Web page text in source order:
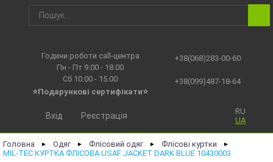
Години роботи call-центра
Пн - Пт 9.00 - 18.00
Сб 10.00 - 15.00
⭐Подарункові сертифікати⭐
+38(068)283-00-60
+38(099)487-18-64
RU
UA
Вхід Реєстрація
Головна ► Одяг ► Флісовий одяг ► Флісові куртки ►
MIL-TEC КУРТКА ФЛІСОВА USAF JACKET DARK BLUE 10430003